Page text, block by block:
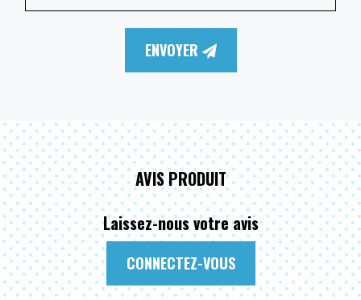
ENVOYER
AVIS PRODUIT
Laissez-nous votre avis
CONNECTEZ-VOUS